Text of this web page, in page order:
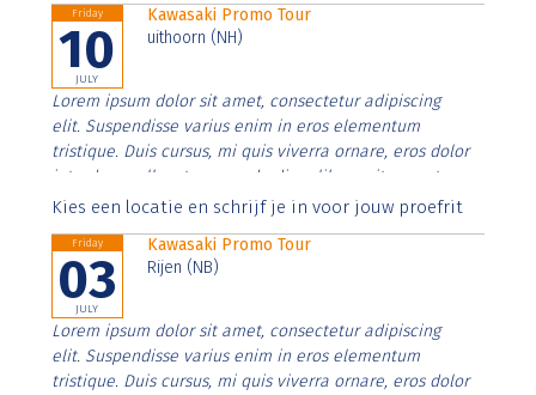
Friday
10
JULY
Kawasaki Promo Tour
uithoorn (NH)
Lorem ipsum dolor sit amet, consectetur adipiscing
elit. Suspendisse varius enim in eros elementum
tristique. Duis cursus, mi quis viverra ornare, eros dolor
interdum nulla, ut commodo diam libero vitae erat.
Aenean faucibus nibh et justo cursus id rutrum lorem
Kies een locatie en schrijf je in voor jouw proefrit
Friday
03
JULY
Kawasaki Promo Tour
Rijen (NB)
Lorem ipsum dolor sit amet, consectetur adipiscing
elit. Suspendisse varius enim in eros elementum
tristique. Duis cursus, mi quis viverra ornare, eros dolor